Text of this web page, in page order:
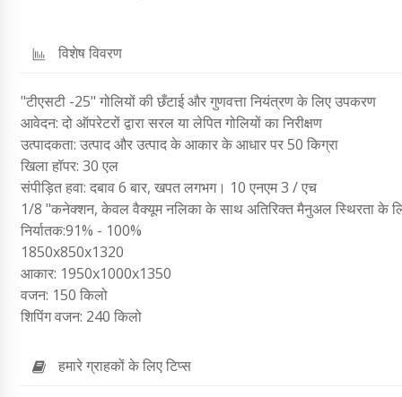
विशेष विवरण
"टीएसटी -25" गोलियों की छँटाई और गुणवत्ता नियंत्रण के लिए उपकरण
आवेदन: दो ऑपरेटरों द्वारा सरल या लेपित गोलियों का निरीक्षण
उत्पादकता: उत्पाद और उत्पाद के आकार के आधार पर 50 किग्रा
खिला हॉपर: 30 एल
संपीड़ित हवा: दबाव 6 बार, खपत लगभग। 10 एनएम 3 / एच
1/8 "कनेक्शन, केवल वैक्यूम नलिका के साथ अतिरिक्त मैनुअल स्थिरता के
निर्यातक:91% - 100%
1850x850x1320
आकार: 1950x1000x1350
वजन: 150 किलो
शिपिंग वजन: 240 किलो
हमारे ग्राहकों के लिए टिप्स